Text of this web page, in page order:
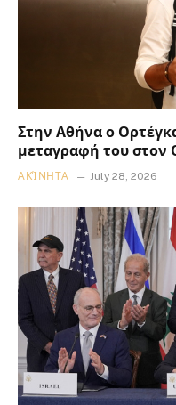
Στην Αθήνα ο
μεταγραφή του στον
ΑΚΊΝΗΤΑ July 28, 2026